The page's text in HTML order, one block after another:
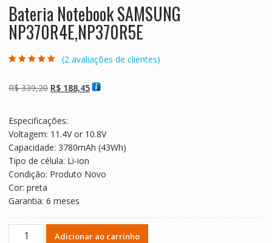
Bateria Notebook SAMSUNG
NP370R4E,NP370R5E
com baseado
em
(2avaliações de clientes)
R$339,20 O
era:
R$ 339,20.
R$188,45O
R$ 188,45.
Especificações:
Voltagem: 11.4V or 10.8V
Capacidade: 3780mAh (43Wh)
Tipo de célula: Li-ion
Condição: Produto Novo
Cor: preta
Garantia: 6 meses
Bateria
Adicionar ao carrinho